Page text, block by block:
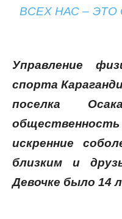
ВСЕХ НАС – ЭТО
Управление
спорта
поселка
искренние
близким и
Девочке было 14